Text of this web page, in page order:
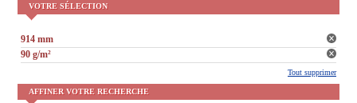
VOTRE SÉLECTION
914 mm
90 g/m²
Tout supprimer
AFFINER VOTRE RECHERCHE